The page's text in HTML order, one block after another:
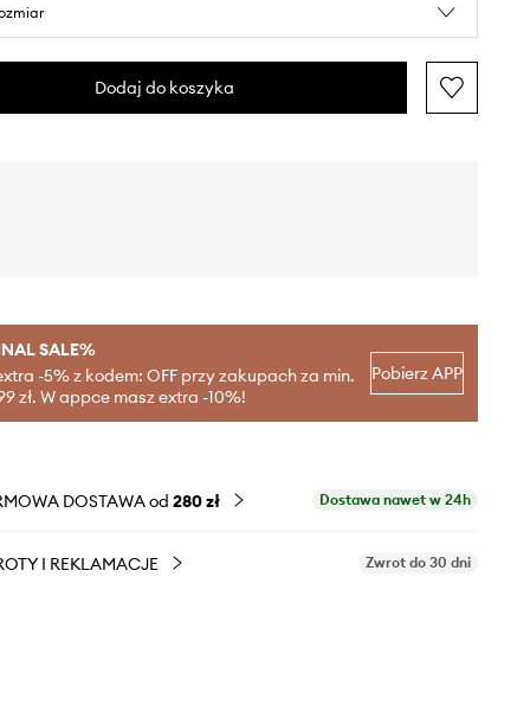
Dodaj do koszyka
SALE%
-5% z kodem: OFF przy zakupach za min.
zł. W appce masz extra -10%!
Pobierz APP
DOSTAWA od 280 zł Dostawa nawet w 24h
I REKLAMACJE Zwrot do 30 dni